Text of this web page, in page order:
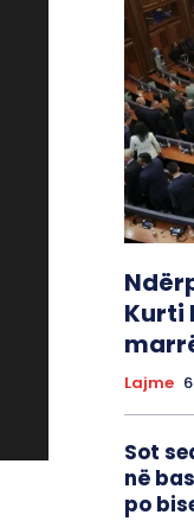
Kurti
Lajme
Sot
në
po